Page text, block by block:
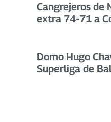
Cangrejeros de
extra 74-71 a
Domo Hugo
Superliga de